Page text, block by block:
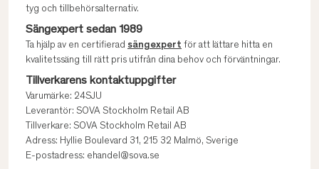
tyg och tillbehörsalternativ.
Sängexpert sedan 1989
Ta hjälp av en certifierad sängexpert för att lättare hitta en
kvalitetssäng till rätt pris utifrån dina behov och förväntningar.
Tillverkarens kontaktuppgifter
Varumärke: 24SJU
Leverantör: SOVA Stockholm Retail AB
Tillverkare: SOVA Stockholm Retail AB
Adress: Hyllie Boulevard 31, 215 32 Malmö, Sverige
E-postadress: ehandel@sova.se